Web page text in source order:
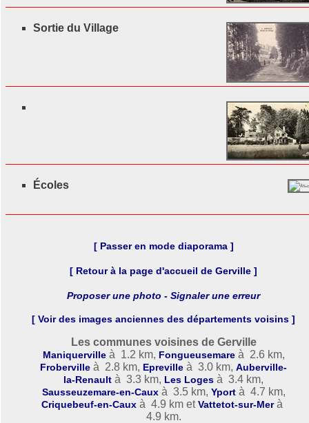
Sortie du Village
Écoles
[ Passer en mode diaporama ]
[ Retour à la page d'accueil de Gerville ]
Proposer une photo - Signaler une erreur
[ Voir des images anciennes des départements voisins ]
Les communes voisines de Gerville
Maniquerville à 1.2 km, Fongueusemare à 2.6 km,
Froberville à 2.8 km, Epreville à 3.0 km,Auberville-
la-Renault à 3.3 km, Les Loges à 3.4 km,
Sausseuzemare-en-Caux à 3.5 km, Yport à 4.7 km,
Criquebeuf-en-Caux à 4.9 km etVattetot-sur-Merà
4.9 km.